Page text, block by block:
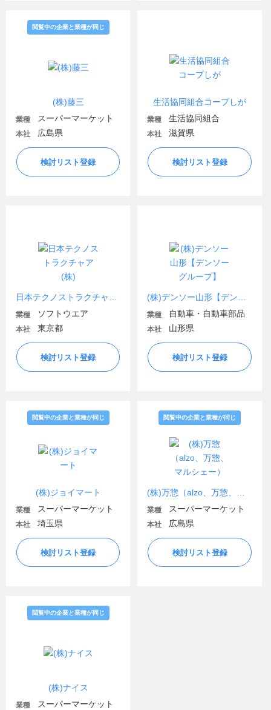
(株)藤三
閲覧中の企業と業種が同じ
業種 スーパーマーケット
本社 広島県
検討リスト登録
生活協同組合コープしが
業種 生活協同組合
本社 滋賀県
検討リスト登録
業種 ソフトウエア
本社 東京都
検討リスト登録
業種 自動車・自動車部品
本社 山形県
検討リスト登録
(株)ジョイマート
閲覧中の企業と業種が同じ
業種 スーパーマーケット
本社 埼玉県
検討リスト登録
閲覧中の企業と業種が同じ
業種 スーパーマーケット
本社 広島県
検討リスト登録
(株)ナイス
閲覧中の企業と業種が同じ
業種 スーパーマーケット